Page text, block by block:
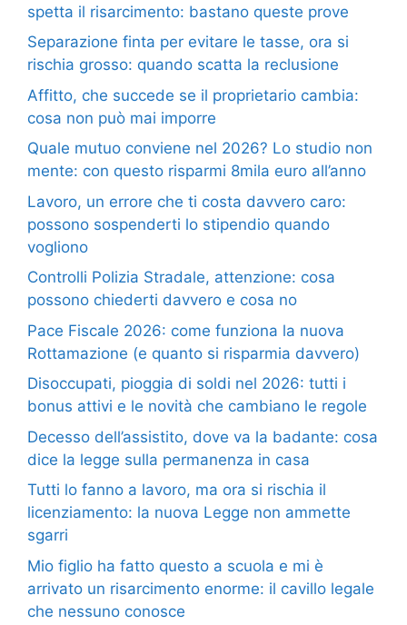
spetta il risarcimento: bastano queste prove
Separazione finta per evitare le tasse, ora si
rischia grosso: quando scatta la reclusione
Affitto, che succede se il proprietario cambia:
cosa non può mai imporre
Quale mutuo conviene nel 2026? Lo studio non
mente: con questo risparmi 8mila euro all’anno
Lavoro, un errore che ti costa davvero caro:
possono sospenderti lo stipendio quando
vogliono
Controlli Polizia Stradale, attenzione: cosa
possono chiederti davvero e cosa no
Pace Fiscale 2026: come funziona la nuova
Rottamazione (e quanto si risparmia davvero)
Disoccupati, pioggia di soldi nel 2026: tutti i
bonus attivi e le novità che cambiano le regole
Decesso dell’assistito, dove va la badante: cosa
dice la legge sulla permanenza in casa
Tutti lo fanno a lavoro, ma ora si rischia il
licenziamento: la nuova Legge non ammette
sgarri
Mio figlio ha fatto questo a scuola e mi è
arrivato un risarcimento enorme: il cavillo legale
che nessuno conosce